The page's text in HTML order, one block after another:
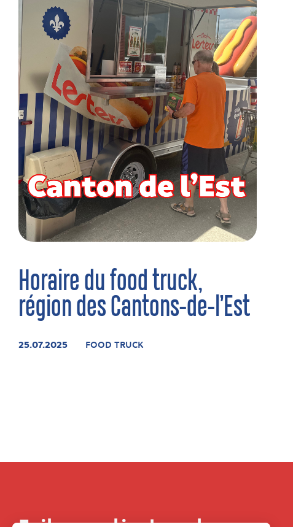
Horaire du food truck,
région des Cantons-de-l’Est
25.07.2025 FOOD TRUCK